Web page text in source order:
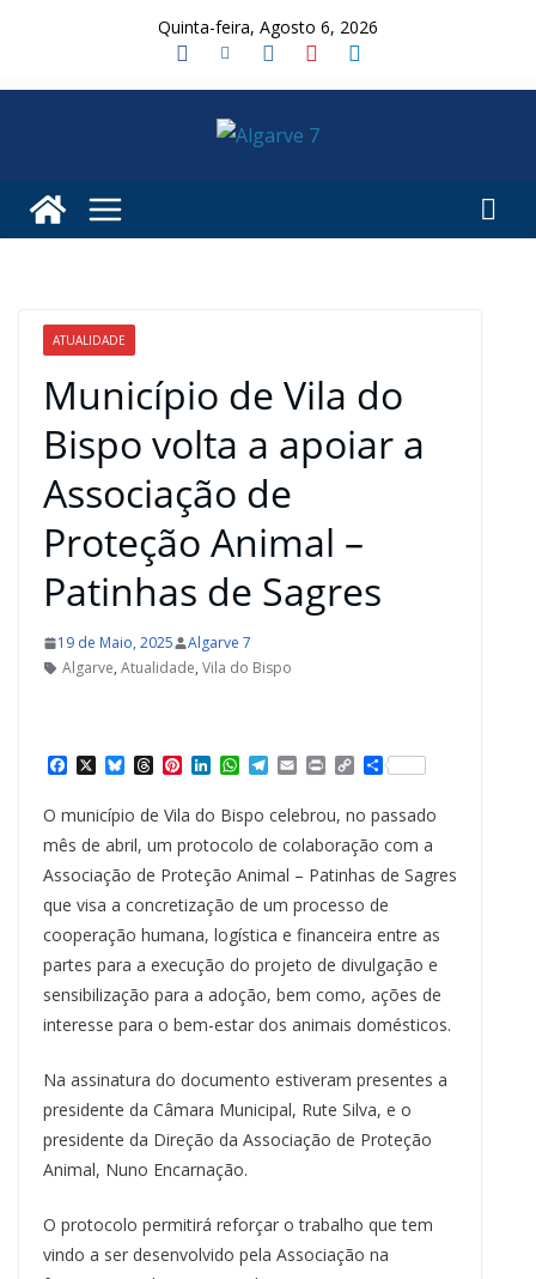
Quinta-feira, Agosto 6, 2026
ATUALIDADE
Município de Vila do
Bispo volta a apoiar a
Associação de
Proteção Animal –
Patinhas de Sagres
19 de Maio, 2025
Algarve 7
Algarve, Atualidade, Vila do Bispo
e
b
o
k
X B
e
s
y
T
e
a
s
P
t
e
e
s
t
L
n
k
e
I
n
W
t
s
p
p
T
e
g
a
m
E
a
i
l
P
n
t
C
y
L
i
n
k
S
r
e
O município de Vila do Bispo celebrou, no passado
mês de abril, um protocolo de colaboração com a
Associação de Proteção Animal – Patinhas de Sagres
que visa a concretização de um processo de
cooperação humana, logística e financeira entre as
partes para a execução do projeto de divulgação e
sensibilização para a adoção, bem como, ações de
interesse para o bem-estar dos animais domésticos.
Na assinatura do documento estiveram presentes a
presidente da Câmara Municipal, Rute Silva, e o
presidente da Direção da Associação de Proteção
Animal, Nuno Encarnação.
O protocolo permitirá reforçar o trabalho que tem
vindo a ser desenvolvido pela Associação na